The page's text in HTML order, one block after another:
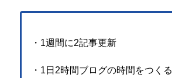
・1週間に2記事更新
・1日2時間ブログの時間をつくる